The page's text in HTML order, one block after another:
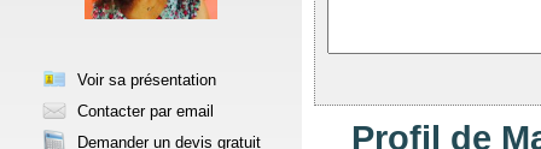
Voir sa présentation
Contacter par email
Demander un devis gratuit
Profil de